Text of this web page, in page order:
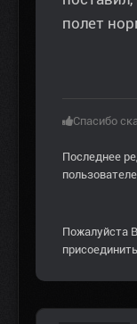
полет
Спасибо
Последнее
Пожалуйста